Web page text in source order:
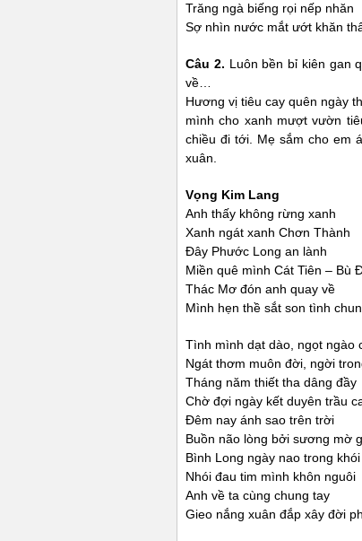
Trăng ngà biếng rọi nếp nhăn
Sợ nhìn nước mắt ướt khăn
Câu 2. Luôn bền bỉ kiên gan
về…
Hương vị tiêu cay quên ngày
mình cho xanh mượt vườn
chiều đi tới. Mẹ sắm cho em
xuân.
Vọng Kim Lang
Anh thấy không rừng xanh
Xanh ngát xanh Chơn Thành
Đây Phước Long an lành
Miền quê mình Cát Tiên – Bù
Thác Mơ đón anh quay về
Mình hẹn thề sắt son tình
Tình mình dạt dào, ngọt ngào
Ngát thơm muôn đời, ngời
Tháng năm thiết tha dâng đầy
Chờ đợi ngày kết duyên trầu
Đêm nay ánh sao trên trời
Buồn não lòng bởi sương mờ
Bình Long ngày nao trong
Nhói đau tim mình khôn nguôi
Anh về ta cùng chung tay
Gieo nắng xuân đắp xây đời